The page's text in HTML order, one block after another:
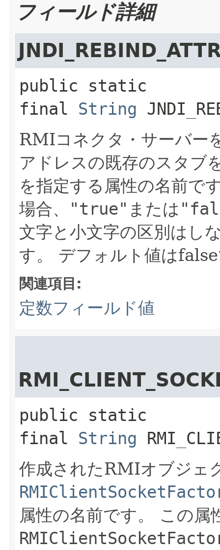
フィールド詳細
public static
final String
RMIコネクタ・サーバー
アドレスの既存のスタブ
を指定する属性の名前で
場合、
"true" または
文字と小文字の区別はし
す。
デフォルト値は
関連項目:
定数フィールド値
public static
final String
作成されたRMIオブジェ
属性の名前です。 この属